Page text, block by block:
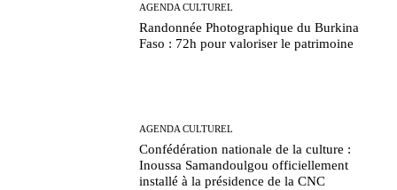
AGENDA CULTUREL
Randonnée Photographique du Burkina
Faso : 72h pour valoriser le patrimoine
AGENDA CULTUREL
Confédération nationale de la culture :
Inoussa Samandoulgou officiellement
installé à la présidence de la CNC